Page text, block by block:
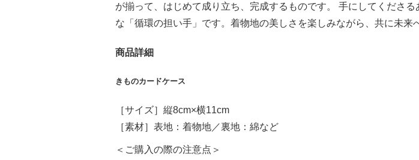
が揃って、はじめて成り立ち、完成するものです。 手にしてくださ
な「循環の担い手」です。着物地の美しさを楽しみながら、共に未来
商品詳細
きものカードケース
［サイズ］縦8cm×横11cm
［素材］表地：着物地／裏地：綿など
＜ご購入の際の注意点＞